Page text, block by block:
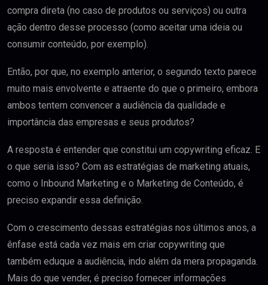
compra direta (no caso de produtos ou serviços) ou outra
ação dentro desse processo (como aceitar uma ideia ou
consumir conteúdo, por exemplo).
Então, por que, no exemplo anterior, o segundo texto parece
muito mais envolvente e atraente do que o primeiro, embora
ambos tentem convencer a audiência da qualidade e
importância das empresas e seus produtos?
A resposta é entender que constitui um copywriting eficaz. E
o que seria isso? Com as estratégias de marketing atuais,
como o Inbound Marketing e o Marketing de Conteúdo, é
preciso expandir essa definição.
Com o crescimento dessas estratégias nos últimos anos, a
ênfase está cada vez mais em criar copywriting que
também eduque a audiência, indo além da mera propaganda.
Mais do que vender, é preciso fornecer informações